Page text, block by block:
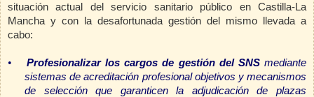
situación actual del servicio sanitario público en Castilla-La
Mancha y con la desafortunada gestión del mismo llevada a
cabo:
• Profesionalizar los cargos de gestión del SNSmediante
sistemas de acreditación profesional objetivos y mecanismos
de selección que garanticen la adjudicación de plazas